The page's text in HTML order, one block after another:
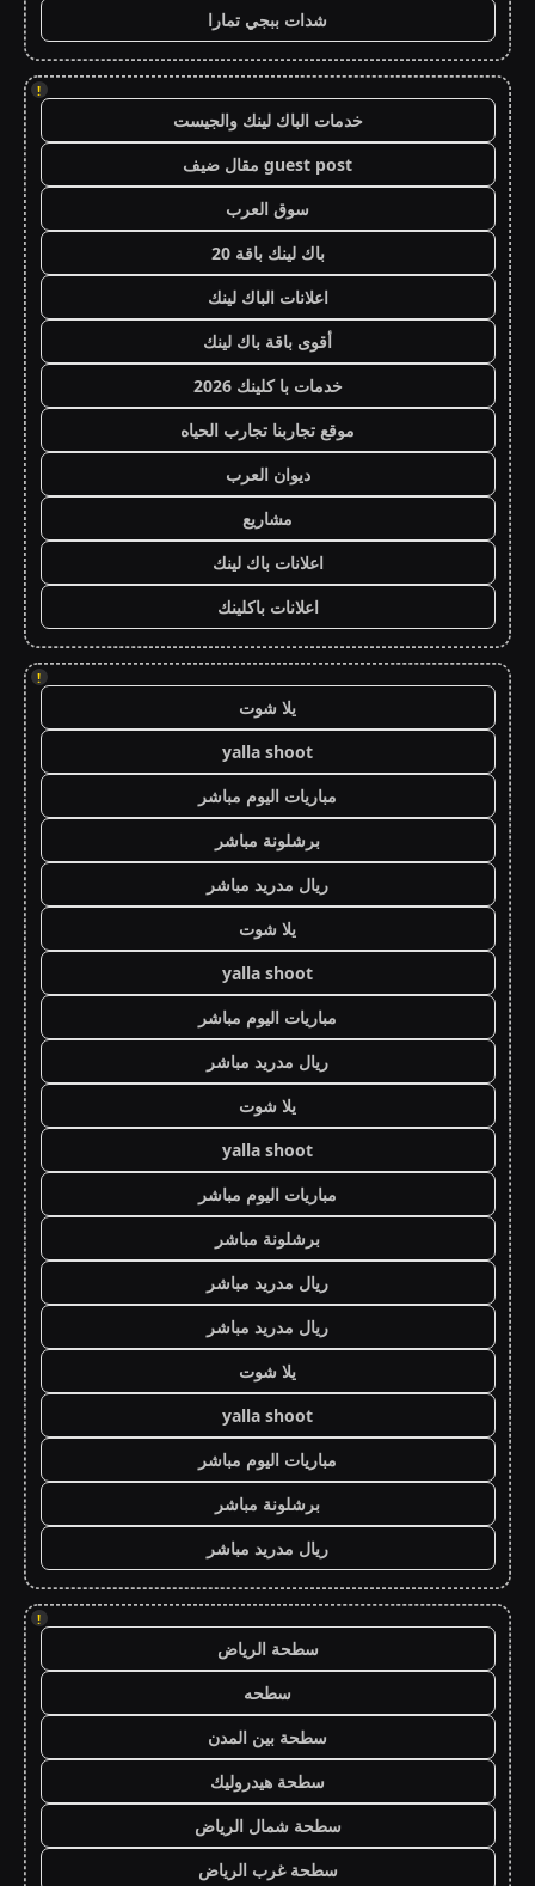
شدات ببجي تمارا
!
خدمات الباك لينك والجيست
guest post مقال ضيف
سوق العرب
باك لينك باقة 20
اعلانات الباك لينك
أقوى باقة باك لينك
خدمات با كلينك 2026
موقع تجاربنا تجارب الحياه
ديوان العرب
مشاريع
اعلانات باك لينك
اعلانات باكلينك
!
يلا شوت
yalla shoot
مباريات اليوم مباشر
برشلونة مباشر
ريال مدريد مباشر
يلا شوت
yalla shoot
مباريات اليوم مباشر
ريال مدريد مباشر
يلا شوت
yalla shoot
مباريات اليوم مباشر
برشلونة مباشر
ريال مدريد مباشر
ريال مدريد مباشر
يلا شوت
yalla shoot
مباريات اليوم مباشر
برشلونة مباشر
ريال مدريد مباشر
!
سطحة الرياض
سطحه
سطحة بين المدن
سطحة هيدروليك
سطحة شمال الرياض
سطحة غرب الرياض